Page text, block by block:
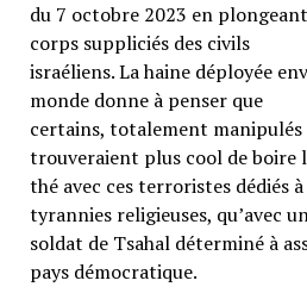
du 7 octobre 2023 en
corps suppliciés des civils
israéliens. La haine déployée
monde donne à penser que
certains, totalement manipulés
trouveraient plus cool de boire
thé avec ces terroristes dédiés
tyrannies religieuses, qu’avec
soldat de Tsahal déterminé à
pays démocratique.